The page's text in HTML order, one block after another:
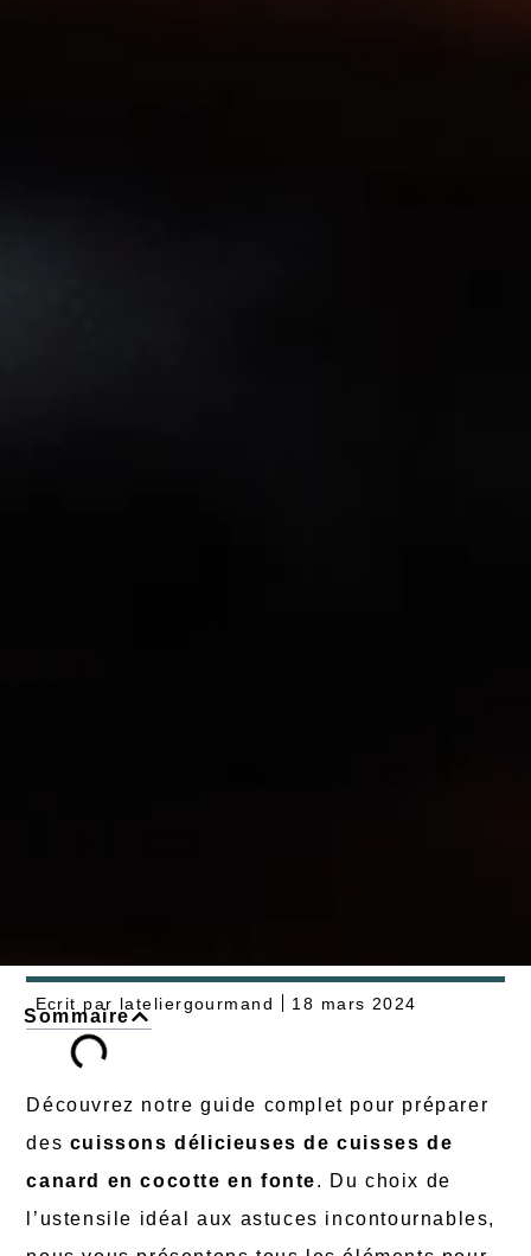
Ecrit par lateliergourmand 18 mars 2024
Sommaire
Découvrez notre guide complet pour préparer
des cuissons délicieuses de cuisses de
canard en cocotte en fonte. Du choix de
l’ustensile idéal aux astuces incontournables,